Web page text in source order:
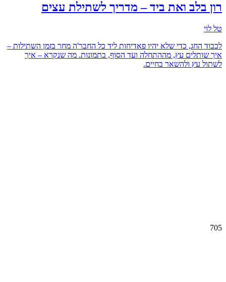
רון בלב ואת ביד – מדריך לשתילת עצים
טל לוי
לכבוד החג, כדי שלא יהיו פאדיחות ליד כל החבר'ה מחר בזמן השתילות –
איך שותלים עץ, מההתחלה ועד הסוף, בתמונות. מה שנקרא – איך
לשתול עץ ולהשאר בחיים.
705